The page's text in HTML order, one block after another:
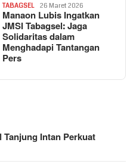
TABAGSEL 26 Maret 2026
Manaon Lubis Ingatkan
JMSI Tabagsel: Jaga
Solidaritas dalam
Menghadapi Tantangan
Pers
Intan Perkuat